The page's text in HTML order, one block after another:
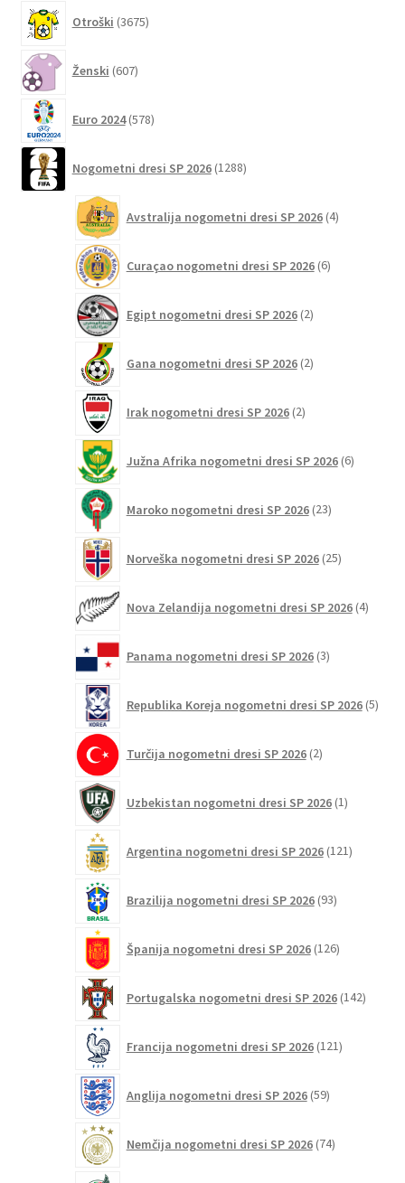
Otroški 3675izdelkov
Ženski 607izdelkov
Euro 2024 578izdelkov
Nogometni dresi SP 2026 1288izdelkov
Avstralija nogometni dresi SP 2026 4izdelki
Curaçao nogometni dresi SP 2026 6izdelkov
Egipt nogometni dresi SP 2026 2izdelka
Gana nogometni dresi SP 2026 2izdelka
Irak nogometni dresi SP 2026 2izdelka
Južna Afrika nogometni dresi SP 2026 6izdelkov
Maroko nogometni dresi SP 2026 23izdelkov
Norveška nogometni dresi SP 2026 25izdelkov
Nova Zelandija nogometni dresi SP 2026 4izdelki
Panama nogometni dresi SP 2026 3izdelki
Republika Koreja nogometni dresi SP 2026 5
Turčija nogometni dresi SP 2026 2izdelka
Uzbekistan nogometni dresi SP 2026 1izdelek
Argentina nogometni dresi SP 2026 121izdelkov
Brazilija nogometni dresi SP 2026 93izdelkov
Španija nogometni dresi SP 2026 126izdelkov
Portugalska nogometni dresi SP 2026 142
Francija nogometni dresi SP 2026 121izdelkov
Anglija nogometni dresi SP 2026 59izdelkov
Nemčija nogometni dresi SP 2026 74izdelkov